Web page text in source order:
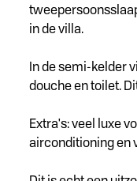
in de villa.
In de semi-kelder
douche en toilet.
Extra's: veel luxe
airconditioning en